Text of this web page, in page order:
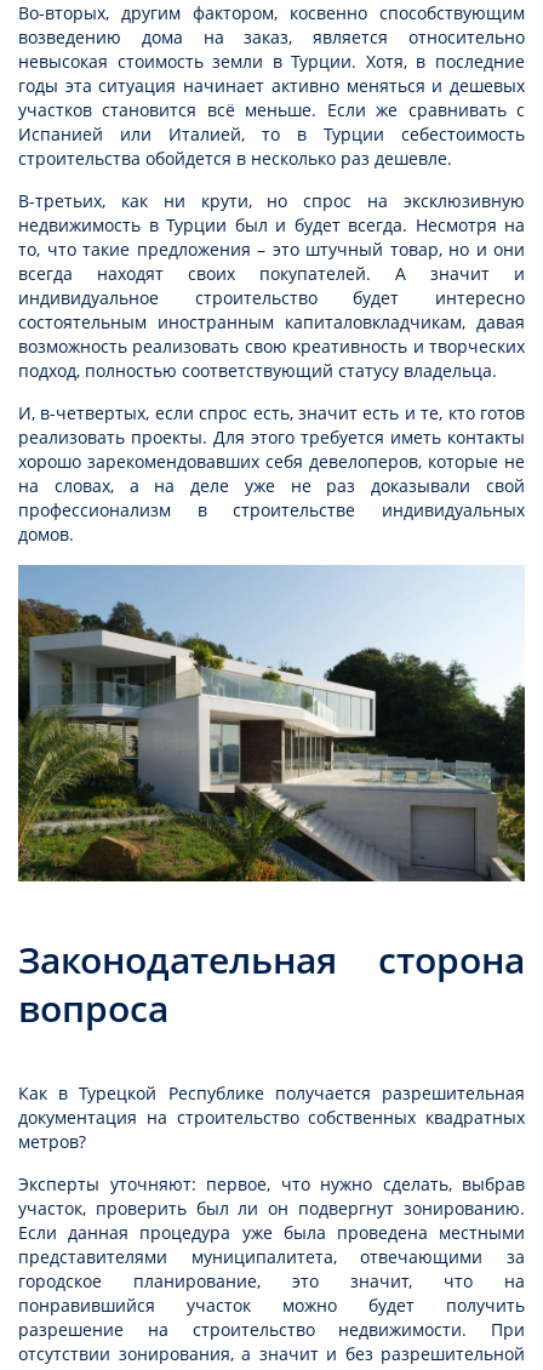
Во-вторых, другим фактором, косвенно способствующим
возведению дома на заказ, является относительно
невысокая стоимость земли в Турции. Хотя, в последние
годы эта ситуация начинает активно меняться и дешевых
участков становится всё меньше. Если же сравнивать с
Испанией или Италией, то в Турции себестоимость
строительства обойдется в несколько раз дешевле.
В-третьих, как ни крути, но спрос на эксклюзивную
недвижимость в Турции был и будет всегда. Несмотря на
то, что такие предложения – это штучный товар, но и они
всегда находят своих покупателей. А значит и
индивидуальное строительство будет интересно
состоятельным иностранным капиталовкладчикам, давая
возможность реализовать свою креативность и творческих
подход, полностью соответствующий статусу владельца.
И, в-четвертых, если спрос есть, значит есть и те, кто готов
реализовать проекты. Для этого требуется иметь контакты
хорошо зарекомендовавших себя девелоперов, которые не
на словах, а на деле уже не раз доказывали свой
профессионализм в строительстве индивидуальных
домов.
Законодательная сторона
вопроса
Как в Турецкой Республике получается разрешительная
документация на строительство собственных квадратных
метров?
Эксперты уточняют: первое, что нужно сделать, выбрав
участок, проверить был ли он подвергнут зонированию.
Если данная процедура уже была проведена местными
представителями муниципалитета, отвечающими за
городское планирование, это значит, что на
понравившийся участок можно будет получить
разрешение на строительство недвижимости. При
отсутствии зонирования, а значит и без разрешительной